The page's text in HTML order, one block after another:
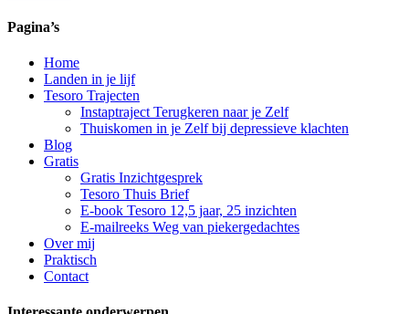
Pagina’s
Home
Landen in je lijf
Tesoro Trajecten
Instaptraject Terugkeren naar je Zelf
Thuiskomen in je Zelf bij depressieve klachten
Blog
Gratis
Gratis Inzichtgesprek
Tesoro Thuis Brief
E-book Tesoro 12,5 jaar, 25 inzichten
E-mailreeks Weg van piekergedachtes
Over mij
Praktisch
Contact